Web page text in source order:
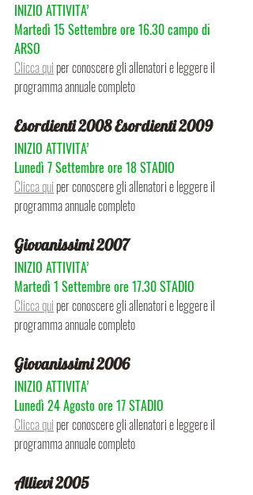
INIZIO ATTIVITA’
Martedì 15 Settembre ore 16.30 campo di
ARSO
Clicca qui per conoscere gli allenatori e leggere il
programma annuale completo
Esordienti 2008 Esordienti 2009
INIZIO ATTIVITA’
Lunedì 7 Settembre ore 18 STADIO
Clicca qui per conoscere gli allenatori e leggere il
programma annuale completo
Giovanissimi 2007
INIZIO ATTIVITA’
Martedì 1 Settembre ore 17.30 STADIO
Clicca qui per conoscere gli allenatori e leggere il
programma annuale completo
Giovanissimi 2006
INIZIO ATTIVITA’
Lunedì 24 Agosto ore 17 STADIO
Clicca qui per conoscere gli allenatori e leggere il
programma annuale completo
Allievi 2005